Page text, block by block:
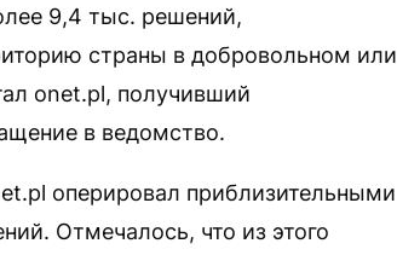
9,4 тыс. решений,
страны в добровольном или
onet.pl, получивший
в ведомство.
оперировал приблизительными
Отмечалось, что из этого